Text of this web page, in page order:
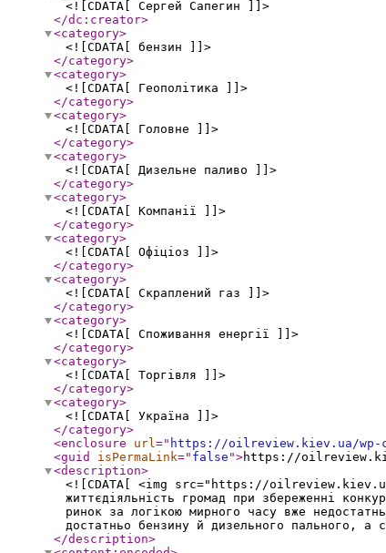
<![CDATA[ Сергей Сапегин ]]>
</dc:creator>
<category>
<![CDATA[ бензин ]]>
</category>
<category>
<![CDATA[ Геополітика ]]>
</category>
<category>
<![CDATA[ Головне ]]>
</category>
<category>
<![CDATA[ Дизельне паливо ]]>
</category>
<category>
<![CDATA[ Компанії ]]>
</category>
<category>
<![CDATA[ Офіціоз ]]>
</category>
<category>
<![CDATA[ Скраплений газ ]]>
</category>
<category>
<![CDATA[ Споживання енергії ]]>
</category>
<category>
<![CDATA[ Торгівля ]]>
</category>
<category>
<![CDATA[ Україна ]]>
</category>
<enclosure
url=" https://oilreview.kiev.ua/wp-
<guid
isPermaLink=" false ">https://
<description>
<![CDATA[ <img src="https://oilreview.kiev.ua/
життєдіяльність громад при збереженні
ринок за логікою мирного часу вже
достатньо бензину й дизельного пального,
</description>